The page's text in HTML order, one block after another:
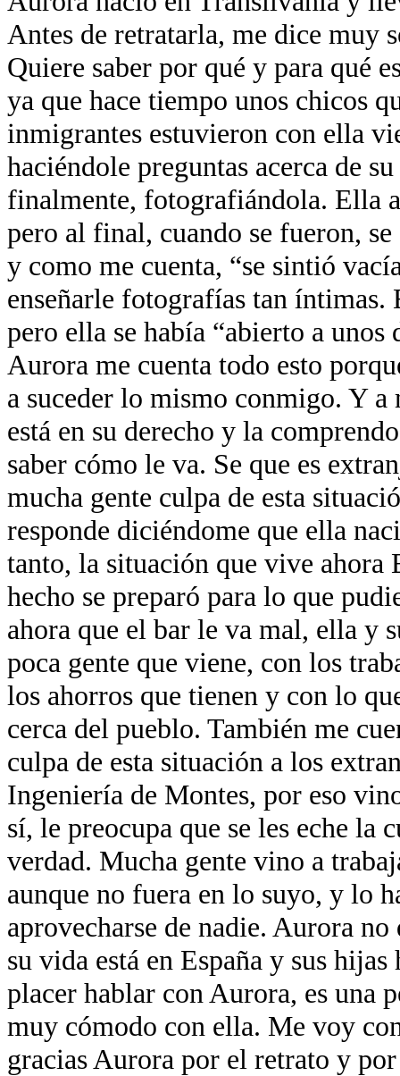
Antes de retratarla, me dice muy
Quiere saber por qué y para qué
ya que hace tiempo unos chicos
inmigrantes estuvieron con ella
haciéndole preguntas acerca de
finalmente, fotografiándola. Ella
pero al final, cuando se fueron,
y como me cuenta, “se sintió
enseñarle fotografías tan íntimas.
pero ella se había “abierto a unos
Aurora me cuenta todo esto
a suceder lo mismo conmigo. Y
está en su derecho y la
saber cómo le va. Se que es
mucha gente culpa de esta
responde diciéndome que ella
tanto, la situación que vive ahora
hecho se preparó para lo que
ahora que el bar le va mal, ella y
poca gente que viene, con los
los ahorros que tienen y con lo
cerca del pueblo. También me
culpa de esta situación a los
Ingeniería de Montes, por eso
sí, le preocupa que se les eche la
verdad. Mucha gente vino a
aunque no fuera en lo suyo, y lo
aprovecharse de nadie. Aurora
su vida está en España y sus
placer hablar con Aurora, es una
muy cómodo con ella. Me voy
gracias Aurora por el retrato y